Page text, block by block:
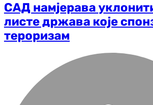
САД намјерава
листе држава које
тероризам